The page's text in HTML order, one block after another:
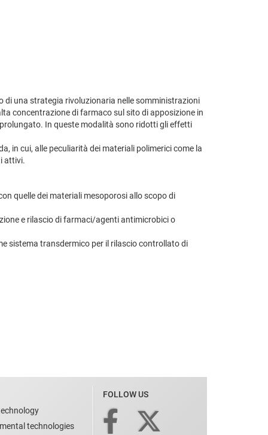
di una strategia rivoluzionaria nelle somministrazioni
concentrazione di farmaco sul sito di apposizione in
In queste modalità sono ridotti gli effetti
in cui, alle peculiarità dei materiali polimerici come la
attivi.
quelle dei materiali mesoporosi allo scopo di
e rilascio di farmaci/agenti antimicrobici o
sistema transdermico per il rilascio controllato di
technologies
FOLLOW US